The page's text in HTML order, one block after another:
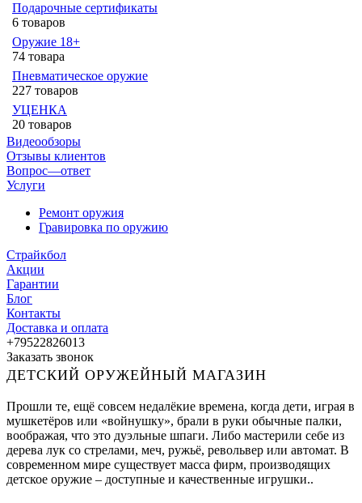
Подарочные сертификаты
6 товаров
Оружие 18+
74 товара
Пневматическое оружие
227 товаров
УЦЕНКА
20 товаров
Видеообзоры
Отзывы клиентов
Вопрос—ответ
Услуги
Ремонт оружия
Гравировка по оружию
Страйкбол
Акции
Гарантии
Блог
Контакты
Доставка и оплата
+79522826013
Заказать звонок
ДЕТСКИЙ ОРУЖЕЙНЫЙ МАГАЗИН
Прошли те, ещё совсем недалёкие времена, когда дети, играя в
мушкетёров или «войнушку», брали в руки обычные палки,
воображая, что это дуэльные шпаги. Либо мастерили себе из
дерева лук со стрелами, меч, ружьё, револьвер или автомат. В
современном мире существует масса фирм, производящих
детское оружие – доступные и качественные игрушки..